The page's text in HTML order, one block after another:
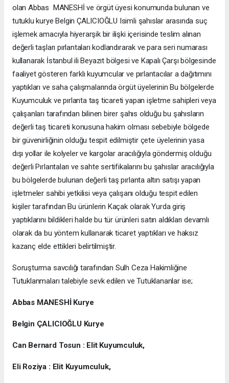
olan Abbas MANESHİ ve örgüt üyesi konumunda bulunan ve
tutuklu kurye Belgin ÇALICIOĞLU Isimli şahıslar arasında suç
işlemek amacıyla hiyerarşik bir ilişki içerisinde teslim alınan
değerli taşları pırlantaları kodlandırarak ve para seri numarası
kullanarak İstanbul ili Beyazıt bölgesi ve Kapalı Çarşı bölgesinde
faaliyet gösteren farklı kuyumcular ve pırlantacılar a dağıtımını
yaptıkları ve saha çalışmalarında örgüt üyelerinin Bu bölgelerde
Kuyumculuk ve pırlanta taş ticareti yapan işletme sahipleri veya
çalışanları tarafından bilinen birer şahıs olduğu bu şahısların
değerli taş ticareti konusuna hakim olması sebebiyle bölgede
bir güvenirliğinin olduğu tespit edilmiştir çete üyelerinin yasa
dışı yollar ile kolyeler ve kargolar aracılığıyla göndermiş olduğu
değerli Pırlantaları ve sahte sertifikalarını bu şahıslar aracılığıyla
bu bölgelerde bulunan değerli taş pırlanta altın satışı yapan
işletmeler sahibi yetkilisi veya çalışanı olduğu tespit edilen
kişiler tarafından Bu ürünlerin Kaçak olarak Yurda giriş
yaptıklarını bildikleri halde bu tür ürünleri satın aldıkları devamlı
olarak da bu yöntem kullanarak ticaret yaptıkları ve haksız
kazanç elde ettikleri belirtilmiştir.
Soruşturma savcılığı tarafından Sulh Ceza Hakimliğine
Tutuklanmaları talebiyle sevk edilen ve Tutuklananlar ise;
Abbas MANESHİ Kurye
Belgin ÇALICIOĞLU Kurye
Can Bernard Tosun : Elit Kuyumculuk,
Eli Roziya : Elit Kuyumculuk,